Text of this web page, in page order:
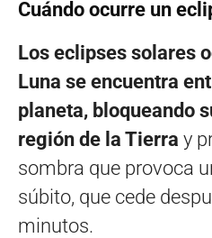
Cuándo ocurre un
Los eclipses solares
Luna se encuentra
planeta, bloqueando
región de la Tierra y
sombra que provoca
súbito, que cede
minutos.